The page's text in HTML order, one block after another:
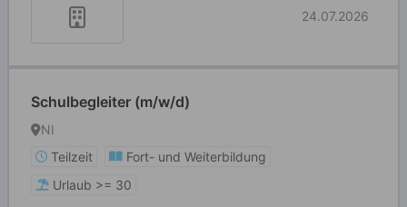
24.07.2026
Schulbegleiter (m/w/d)
NI
Teilzeit
Fort- und Weiterbildung
Urlaub >= 30